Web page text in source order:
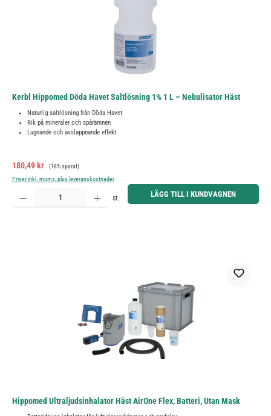
Kerbl Hippomed Döda Havet Saltlösning 1% 1 L – Nebulisator Häst
Naturlig saltlösning från Döda Havet
Rik på mineraler och spårämnen
Lugnande och avslappnande effekt
Försäljningspris:
180,49 kr Ordinarie pris:
(18% sparat)
Priser inkl. moms, plus leveranskostnader
Produktkvantitet: Ange önskat belopp eller använd knapparna för att öka eller minska kvantiteten.
st. LÄGG TILL I KUNDVAGNEN
Hippomed Ultraljudsinhalator Häst AirOne Flex, Batteri, Utan Mask